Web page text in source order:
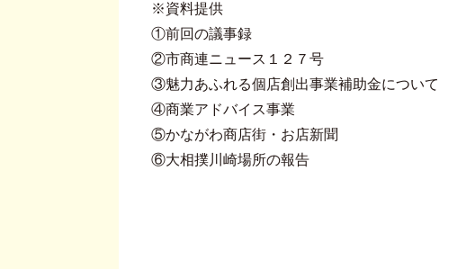
※資料提供
①前回の議事録
②市商連ニュース１２７号
③魅力あふれる個店創出事業補助金について
④商業アドバイス事業
⑤かながわ商店街・お店新聞
⑥大相撲川崎場所の報告